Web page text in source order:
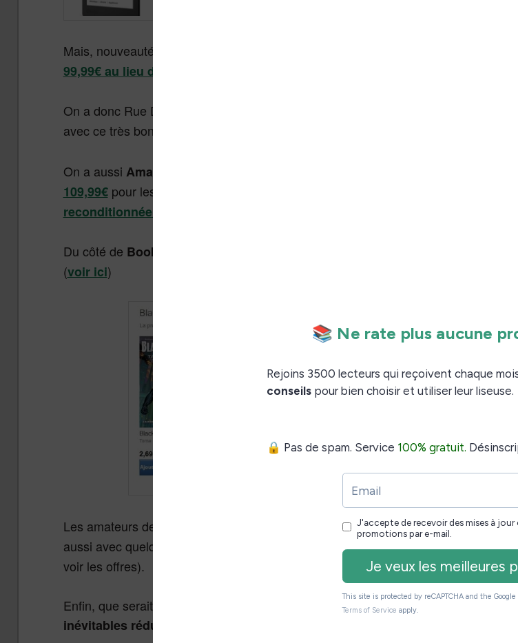
Mais, nouveauté, on
99,99€ au lieu de 119,99€
On a donc Rue Du Commerce qui cherche à se débarrasser de ses palettes de
avec ce très bon plan :
On a aussi Amazon
109,99€pour les membres abonnés Prime et Fnac.com qui veut nous vendre une
reconditionnée à 99,99€
Du côté de Bookeen
(voir ici)
Les amateurs de BD pourront se régaler avec les promotions signéesIznéoet
aussi avec quelques petites friandises chez
ComiXology(cliquez sur les noms des
voir les offres).
Enfin, que serait un récapitulatif de bons plans en matière de lecture (numérique)
inévitables réductions sur les ebooks